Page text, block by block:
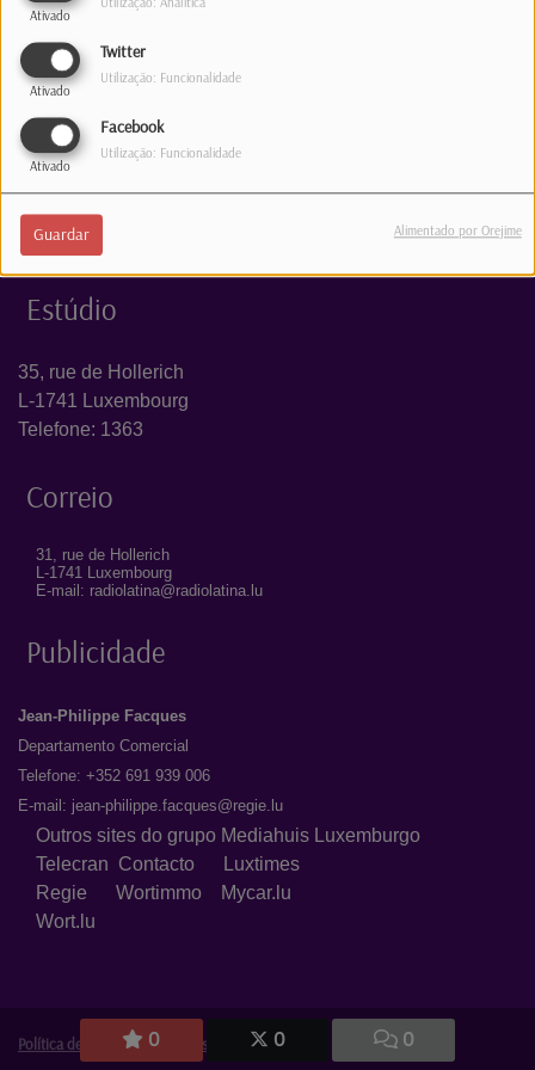
Ativado
Twitter
Ativado
Utilização: Funcionalidade
Facebook
Ativado
Utilização: Funcionalidade
Guardar Alimentado por Orejime
0 0 0
Estúdio
35, rue de Hollerich
L-1741 Luxembourg
Telefone: 1363
Correio
31, rue de Hollerich
L-1741 Luxembourg
E-mail: radiolatina@radiolatina.lu
Publicidade
Jean-Philippe Facques
Departamento Comercial
Telefone: +352 691 939 006
E-mail: jean-philippe.facques@regie.lu
Outros sites do grupo Mediahuis Luxemburgo
Telecran Contacto
Luxtimes
Regie Wortimmo
Mycar.lu
Wort.lu
Política de Privacidade| Avisos Legais